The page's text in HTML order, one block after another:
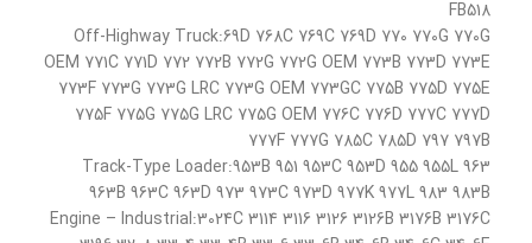
FB518
Off-Highway Truck:69D 768C 769C 769D 770 770G 770G
OEM 771C 771D 772 772B 772G 772G OEM 773B 773D 773E
773F 773G 773G LRC 773G OEM 773GC 775B 775D 775E
775F 775G 775G LRC 775G OEM 776C 776D 777C 777D
777F 777G 785C 785D 797 797B
Track-Type Loader:953B 951 953C 953D 955 955L 963
963B 963C 963D 973 973C 973D 977K 977L 983 983B
Engine – Industrial:3024C 3114 3116 3126 3126B 3176B 3176C